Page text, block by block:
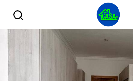
CACICAZGOS, NUEVO, 1